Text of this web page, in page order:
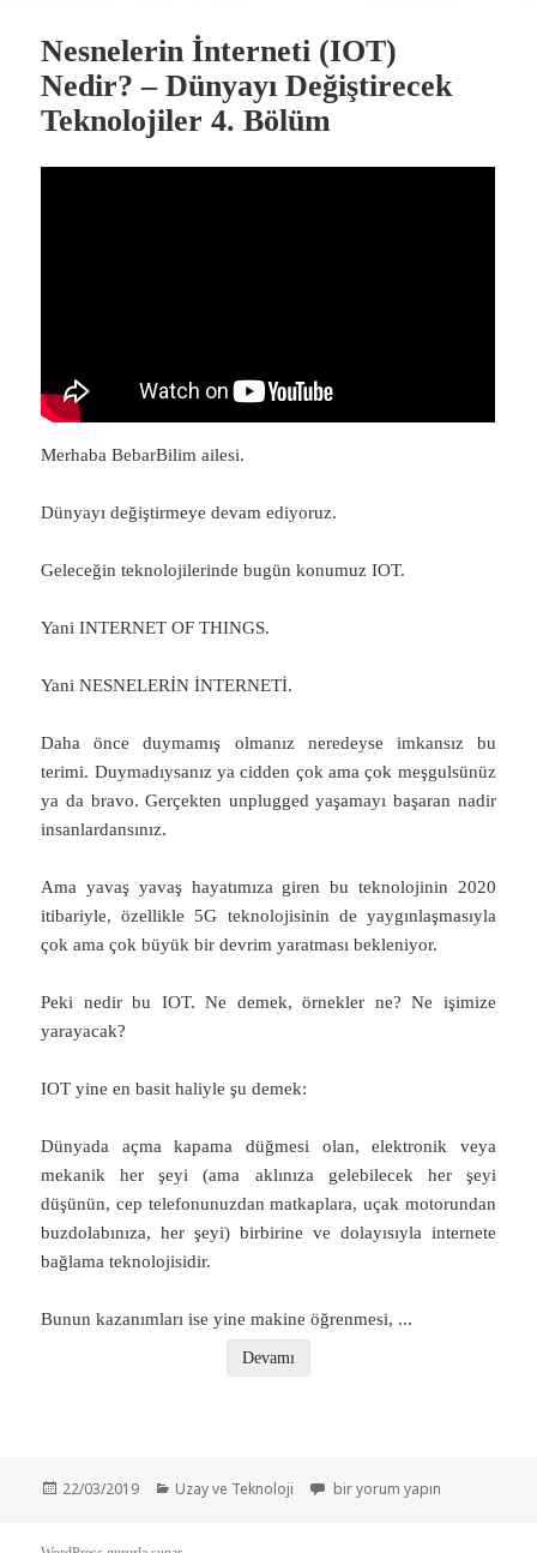
Nesnelerin İnterneti (IOT)
Nedir? – Dünyayı Değiştirecek
Teknolojiler 4. Bölüm
Merhaba BebarBilim ailesi.
Dünyayı değiştirmeye devam ediyoruz.
Geleceğin teknolojilerinde bugün konumuz IOT.
Yani INTERNET OF THINGS.
Yani NESNELERİN İNTERNETİ.
Daha önce duymamış olmanız neredeyse imkansız bu
terimi. Duymadıysanız ya cidden çok ama çok meşgulsünüz
ya da bravo. Gerçekten unplugged yaşamayı başaran nadir
insanlardansınız.
Ama yavaş yavaş hayatımıza giren bu teknolojinin 2020
itibariyle, özellikle 5G teknolojisinin de yaygınlaşmasıyla
çok ama çok büyük bir devrim yaratması bekleniyor.
Peki nedir bu IOT. Ne demek, örnekler ne? Ne işimize
yarayacak?
IOT yine en basit haliyle şu demek:
Dünyada açma kapama düğmesi olan, elektronik veya
mekanik her şeyi (ama aklınıza gelebilecek her şeyi
düşünün, cep telefonunuzdan matkaplara, uçak motorundan
buzdolabınıza, her şeyi) birbirine ve dolayısıyla internete
bağlama teknolojisidir.
Bunun kazanımları ise yine makine öğrenmesi, ...
Devamı
Yayın
22/03/2019 Kategoriler
Uzay ve Teknoloji Nesnelerin İnterneti (IOT)
bir yorum yapın